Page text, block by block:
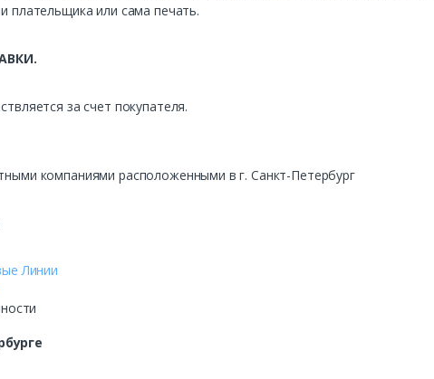
плательщика или сама печать.
за счет покупателя.
компаниями расположенными в г. Санкт-Петербург
Линии